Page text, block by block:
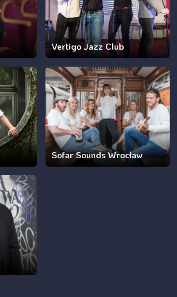
Vertigo Jazz Club
Sofar Sounds Wrocław